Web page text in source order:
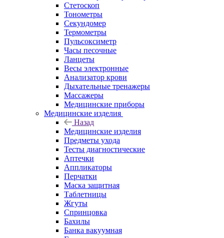
Стетоскоп
Тонометры
Секундомер
Термометры
Пульсоксиметр
Часы песочные
Ланцеты
Весы электронные
Анализатор крови
Дыхательные тренажеры
Массажеры
Медицинские приборы
Медицинские изделия
Назад
Медицинские изделия
Предметы ухода
Тесты диагностические
Аптечки
Аппликаторы
Перчатки
Маска защитная
Таблетницы
Жгуты
Спринцовка
Бахилы
Банка вакуумная